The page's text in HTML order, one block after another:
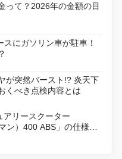
って？2026年の金額の目
にガソリン車が駐車！
が突然バースト!? 炎天下
くべき点検内容とは
アリースクーター
ン）400 ABS」の仕様を